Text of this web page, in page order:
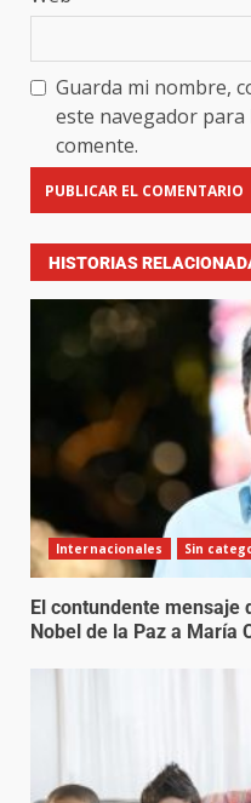
Guarda mi nombre,
este navegador para
comente.
HISTORIAS
Internacionales Sin
El contundente mensaje
Nobel de la Paz a María